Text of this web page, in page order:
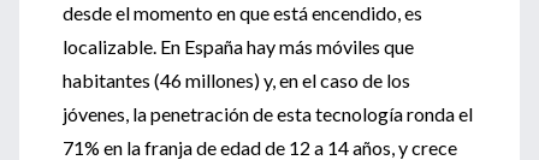
desde el momento en que está encendido, es
localizable. En España hay más móviles que
habitantes (46 millones) y, en el caso de los
jóvenes, la penetración de esta tecnología ronda el
71% en la franja de edad de 12 a 14 años, y crece